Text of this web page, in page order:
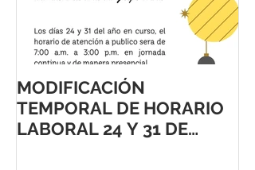
MODIFICACIÓN
TEMPORAL DE HORARIO
LABORAL 24 Y 31 DE